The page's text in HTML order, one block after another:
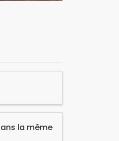
la même